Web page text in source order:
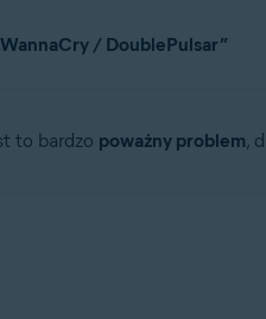
dla systemu Windows
Home / Pro / Enterprise / Education
/ DoublePulsar”
to bardzo poważny problem,